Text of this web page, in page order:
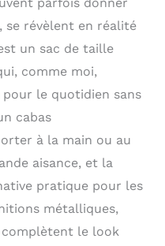
se révèlent en réalité
un sac de taille
comme moi,
le quotidien sans
cabas
à la main ou au
aisance, et la
pratique pour les
métalliques,
complètent le look